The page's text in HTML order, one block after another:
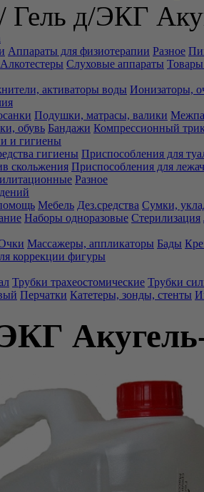
Гель д/ЭКГ
Аппараты для физиотерапии Разное
Алкотестеры Слуховые аппараты Товары
активаторы воды Ионизаторы,
Подушки, матрасы, валики
обувь Бандажи Компрессионный
и гигиены
гигиены Приспособления для
скольжения Приспособления для
Разное
Мебель Дез.средства Сумки,
Наборы одноразовые Стерилизация
Массажеры, аппликаторы Бады
коррекции фигуры
Трубки трахеостомические Трубки
Перчатки Катетеры, зонды, стенты